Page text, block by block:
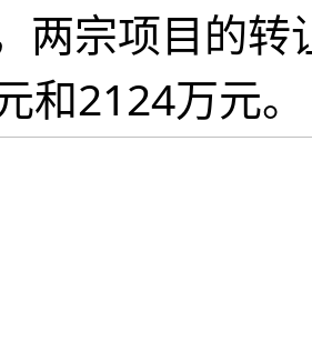
两宗项目的转
和2124万元。